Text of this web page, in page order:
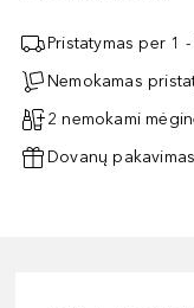
Pristatymas per 1
Nemokamas
2 nemokami
Dovanų pakavimas